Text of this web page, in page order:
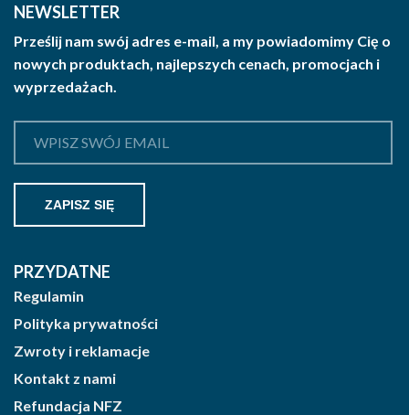
NEWSLETTER
Prześlij nam swój adres e-mail, a my powiadomimy Cię o
nowych produktach, najlepszych cenach, promocjach i
wyprzedażach.
PRZYDATNE
Regulamin
Polityka prywatności
Zwroty i reklamacje
Kontakt z nami
Refundacja NFZ